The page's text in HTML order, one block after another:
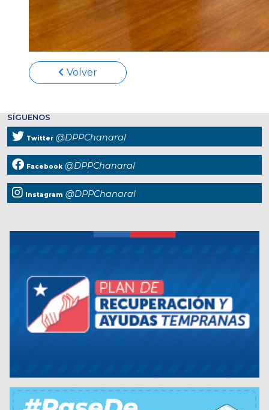
Volver
SÍGUENOS
Twitter @DPPChanaral
Facebook @DPPChanaral
Instagram @DPPChanaral